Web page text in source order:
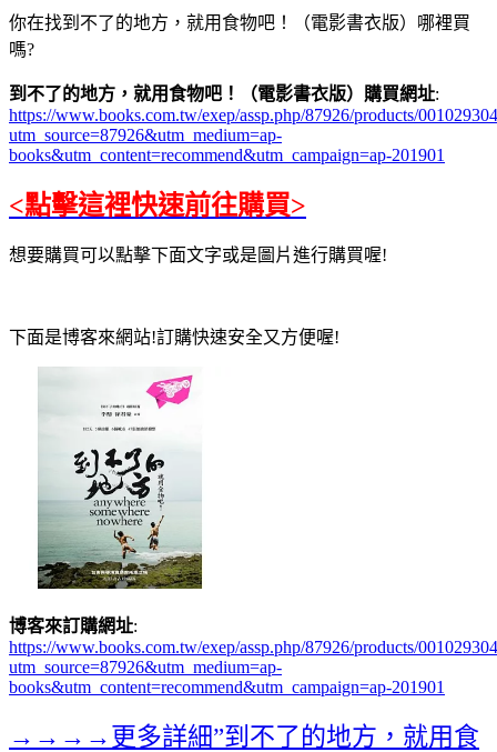
你在找到不了的地方，就用食物吧！（電影書衣版）哪裡買
嗎?
到不了的地方，就用食物吧！（電影書衣版）購買網址:
https://www.books.com.tw/exep/assp.php/87926/products/
utm_source=87926&utm_medium=ap-
books&utm_content=recommend&utm_campaign=ap-201901
<點擊這裡快速前往購買>
想要購買可以點擊下面文字或是圖片進行購買喔!
下面是博客來網站!訂購快速安全又方便喔!
博客來訂購網址:
https://www.books.com.tw/exep/assp.php/87926/products/
utm_source=87926&utm_medium=ap-
books&utm_content=recommend&utm_campaign=ap-201901
→→→→更多詳細”到不了的地方，就用食